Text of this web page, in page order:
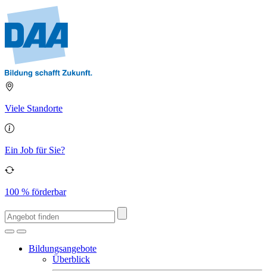
Viele Standorte
Ein Job für Sie?
100 % förderbar
Bildungsangebote
Überblick